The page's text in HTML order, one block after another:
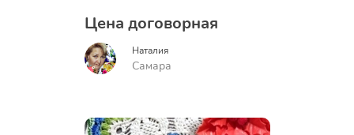
Цена договорная
Наталия
Самара